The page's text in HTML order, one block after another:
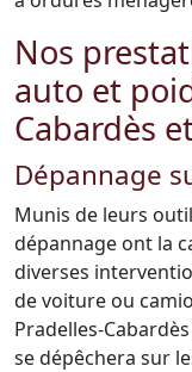
Nos
auto et
Cabardès
Dépannage
Munis de leurs
dépannage ont la
diverses
de voiture ou
Pradelles-
se dépêchera sur